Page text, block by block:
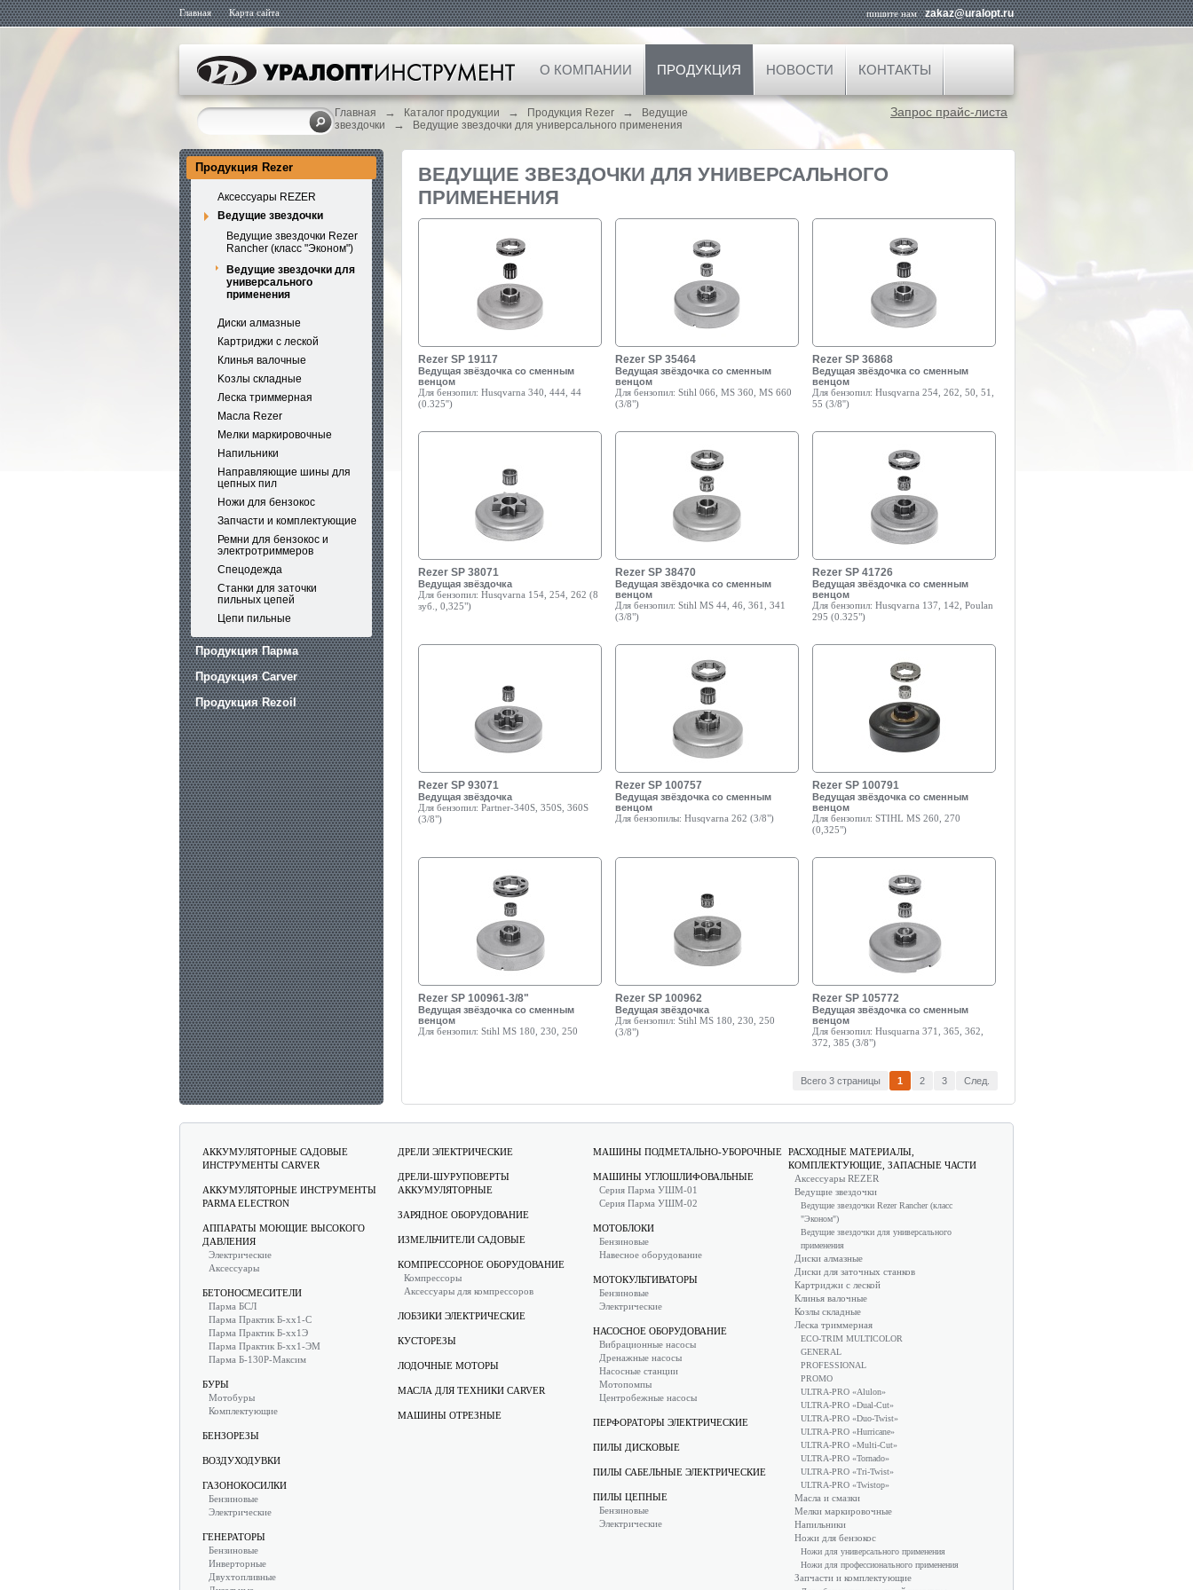
Главная Карта сайта пишите намzakaz@uralopt.ru
О КОМПАНИИ ПРОДУКЦИЯ НОВОСТИ КОНТАКТЫ
Главная → Каталог продукции → Продукция Rezer →
Ведущие
звездочки
→ Ведущие звездочки для универсального применения
Запрос прайс-листа
Продукция Rezer
Аксессуары REZER
Ведущие звездочки
Ведущие звездочки Rezer
Rancher (класс "Эконом")
Ведущие звездочки для
универсального
применения
Диски алмазные
Картриджи с леской
Клинья валочные
Kозлы складные
Леска триммерная
Масла Rezer
Мелки маркировочные
Напильники
Направляющие шины для
цепных пил
Ножи для бензокос
Запчасти и комплектующие
Ремни для бензокос и
электротриммеров
Спецодежда
Станки для заточки
пильных цепей
Цепи пильные
Продукция Парма
Продукция Carver
Продукция Rezoil
ВЕДУЩИЕ ЗВЕЗДОЧКИ ДЛЯ УНИВЕРСАЛЬНОГО
ПРИМЕНЕНИЯ
Rezer SP 19117
Ведущая звёздочка со сменным
венцом
Для бензопил: Husqvarna 340, 444, 44
(0.325'')
Rezer SP 35464
Ведущая звёздочка со сменным
венцом
Для бензопил: Stihl 066, MS 360, MS 660
(3/8")
Rezer SP 36868
Ведущая звёздочка со сменным
венцом
Для бензопил: Husqvarna 254, 262, 50, 51,
55 (3/8'')
Rezer SP 38071
Ведущая звёздочка
Для бензопил: Husqvarna 154, 254, 262 (8
зуб., 0,325")
Rezer SP 38470
Ведущая звёздочка со сменным
венцом
Для бензопил: Stihl MS 44, 46, 361, 341
(3/8")
Rezer SP 41726
Ведущая звёздочка со сменным
венцом
Для бензопил: Husqvarna 137, 142, Poulan
295 (0.325")
Rezer SP 93071
Ведущая звёздочка
Для бензопил: Partner-340S, 350S, 360S
(3/8")
Rezer SP 100757
Ведущая звёздочка со сменным
венцом
Для бензопилы: Husqvarna 262 (3/8")
Rezer SP 100791
Ведущая звёздочка со сменным
венцом
Для бензопил: STIHL MS 260, 270
(0,325")
Rezer SP 100961-3/8"
Ведущая звёздочка со сменным
венцом
Для бензопил: Stihl MS 180, 230, 250
Rezer SP 100962
Ведущая звёздочка
Для бензопил: Stihl MS 180, 230, 250
(3/8")
Rezer SP 105772
Ведущая звёздочка со сменным
венцом
Для бензопил: Husquarna 371, 365, 362,
372, 385 (3/8")
Всего 3 страницы 1 2 3 След.
АККУМУЛЯТОРНЫЕ САДОВЫЕ
ИНСТРУМЕНТЫ CARVER
АККУМУЛЯТОРНЫЕ ИНСТРУМЕНТЫ
PARMA ELECTRON
АППАРАТЫ МОЮЩИЕ ВЫСОКОГО
ДАВЛЕНИЯ
Электрические
Аксессуары
БЕТОНОСМЕСИТЕЛИ
Парма БСЛ
Парма Практик Б-хх1-С
Парма Практик Б-хх1Э
Парма Практик Б-хх1-ЭМ
Парма Б-130Р-Максим
БУРЫ
Мотобуры
Комплектующие
БЕНЗОРЕЗЫ
ВОЗДУХОДУВКИ
ГАЗОНОКОСИЛКИ
Бензиновые
Электрические
ГЕНЕРАТОРЫ
Бензиновые
Инверторные
Двухтопливные
ДРЕЛИ ЭЛЕКТРИЧЕСКИЕ
ДРЕЛИ-ШУРУПОВЕРТЫ
АККУМУЛЯТОРНЫЕ
ЗАРЯДНОЕ ОБОРУДОВАНИЕ
ИЗМЕЛЬЧИТЕЛИ САДОВЫЕ
КОМПРЕССОРНОЕ ОБОРУДОВАНИЕ
Компрессоры
Аксессуары для компрессоров
ЛОБЗИКИ ЭЛЕКТРИЧЕСКИЕ
КУСТОРЕЗЫ
ЛОДОЧНЫЕ МОТОРЫ
МАСЛА ДЛЯ ТЕХНИКИ CARVER
МАШИНЫ ОТРЕЗНЫЕ
МАШИНЫ ПОДМЕТАЛЬНО-УБОРОЧНЫЕ
МАШИНЫ УГЛОШЛИФОВАЛЬНЫЕ
Серия Парма УШМ-01
Серия Парма УШМ-02
МОТОБЛОКИ
Бензиновые
Навесное оборудование
МОТОКУЛЬТИВАТОРЫ
Бензиновые
Электрические
НАСОСНОЕ ОБОРУДОВАНИЕ
Вибрационные насосы
Дренажные насосы
Насосные станции
Мотопомпы
Центробежные насосы
ПЕРФОРАТОРЫ ЭЛЕКТРИЧЕСКИЕ
ПИЛЫ ДИСКОВЫЕ
ПИЛЫ САБЕЛЬНЫЕ ЭЛЕКТРИЧЕСКИЕ
ПИЛЫ ЦЕПНЫЕ
Бензиновые
Электрические
РАСХОДНЫЕ МАТЕРИАЛЫ,
КОМПЛЕКТУЮЩИЕ, ЗАПАСНЫЕ ЧАСТИ
Аксессуары REZER
Ведущие звездочки
Ведущие звездочки Rezer Rancher (класс
"Эконом")
Ведущие звездочки для универсального
применения
Диски алмазные
Диски для заточных станков
Картриджи с леской
Клинья валочные
Козлы складные
Леска триммерная
ECO-TRIM MULTICOLOR
GENERAL
PROFESSIONAL
PROMO
ULTRA-PRO «Alulon»
ULTRA-PRO «Dual-Cut»
ULTRA-PRO «Duo-Twist»
ULTRA-PRO «Hurricane»
ULTRA-PRO «Multi-Cut»
ULTRA-PRO «Tornado»
ULTRA-PRO «Tri-Twist»
ULTRA-PRO «Twistop»
Масла и смазки
Мелки маркировочные
Напильники
Ножи для бензокос
Ножи для универсального применения
Ножи для профессионального применения
Запчасти и комплектующие